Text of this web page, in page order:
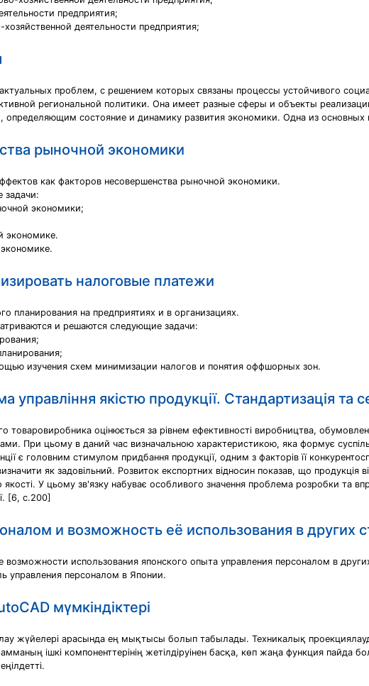
предприятия;
деятельности предприятия;
проблем, с решением которых связаны процессы устойчивого
региональной политики. Она имеет разные сферы и объекты
определяющим состояние и динамику развития экономики. Одна из основных
рыночной экономики
как факторов несовершенства рыночной экономики.
экономики;
экономике.
налоговые платежи
планирования на предприятиях и в организациях.
и решаются следующие задачи:
изучения схем минимизации налогов и понятия оффшорных зон.
управління якістю продукції. Стандартизація та
товаровиробника оцінюється за рівнем ефективності виробництва,
При цьому в даний час визначальною характеристикою, яка формує
є головним стимулом придбання продукції, одним з факторів її
як задовільний. Розвиток експортних відносин показав, що продукція
У цьому зв'язку набуває особливого значення проблема розробки та
[6, с.200]
и возможность её использования в других
использования японского опыта управления персоналом в
управления персоналом в Японии.
мүмкіндіктері
жүйелері арасында ең мықтысы болып табылады. Техникалық
ішкі компоненттерінің жетілдіруінен басқа, көп жаңа функция пайда